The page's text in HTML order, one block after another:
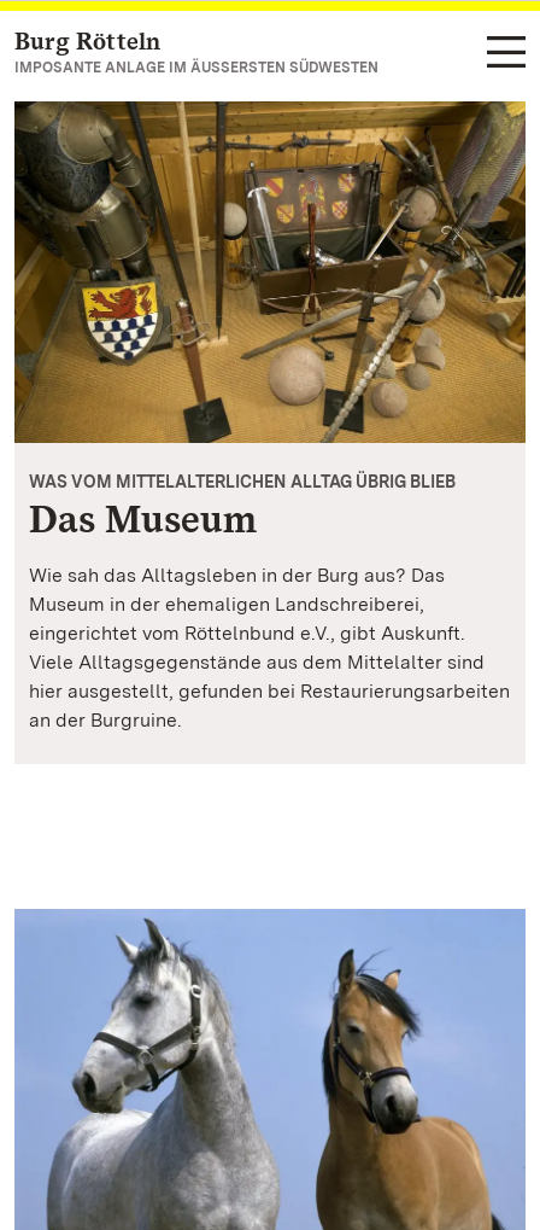
Zum Hauptinhalt springen
Burg Rötteln
IMPOSANTE ANLAGE IM ÄUSSERSTEN SÜDWESTEN
WAS VOM MITTELALTERLICHEN ALLTAG ÜBRIG BLIEB
Das Museum
Wie sah das Alltagsleben in der Burg aus? Das
Museum in der ehemaligen Landschreiberei,
eingerichtet vom Röttelnbund e.V., gibt Auskunft.
Viele Alltagsgegenstände aus dem Mittelalter sind
hier ausgestellt, gefunden bei Restaurierungsarbeiten
an der Burgruine.